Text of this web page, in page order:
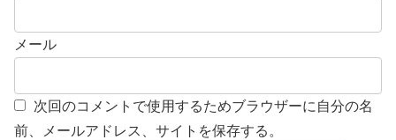
メール
次回のコメントで使用するためブラウザーに自分の名
前、メールアドレス、サイトを保存する。